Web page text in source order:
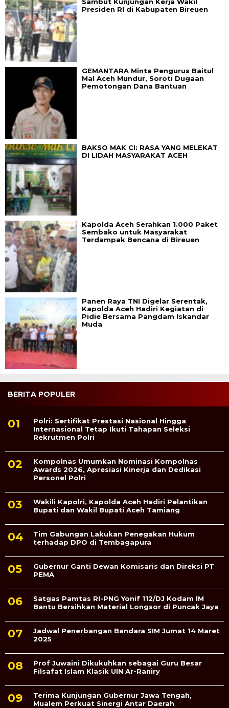
Presiden RI di Kabupaten Bireuen
GEMANTARA Minta Pengurus Baitul
Mal Aceh Mundur, Soroti Dugaan
Pemotongan Dana Bantuan
BAKSO MAK CI: RASA YANG MELEKAT
DI LIDAH MASYARAKAT ACEH
Kapolda Aceh Serahkan 1.000 Paket
Sembako untuk Masyarakat
Terdampak Bencana di Bireuen
Panen Raya TNI Digelar Serentak,
Kapolda Aceh Hadiri Kegiatan di
Pidie Bersama Pangdam Iskandar
Muda
BERITA POPULER
Polri: Sertifikat Prestasi Nasional Hingga
Internasional Tetap Ikuti Tahapan Seleksi
Rekrutmen Polri
Kompolnas Umumkan Nominasi Kompolnas
Awards 2026, Apresiasi Kinerja dan Dedikasi
Personel Polri
Wakili Kapolri, Kapolda Aceh Hadiri Pelantikan
Bupati dan Wakil Bupati Aceh Tamiang
Tim Gabungan Lakukan Penegakan Hukum
terhadap DPO di Tembagapura
Gubernur Ganti Dewan Komisaris dan Direksi PT
PEMA
Satgas Pamtas RI-PNG Yonif 112/DJ Kodam IM
Bantu Bersihkan Material Longsor di Puncak Jaya
Jadwal Penerbangan Bandara SIM Jumat 14 Maret
2025
Prof Juwaini Dikukuhkan sebagai Guru Besar
Filsafat Islam Klasik UIN Ar-Raniry
Terima Kunjungan Gubernur Jawa Tengah,
Mualem Perkuat Sinergi Antar Daerah